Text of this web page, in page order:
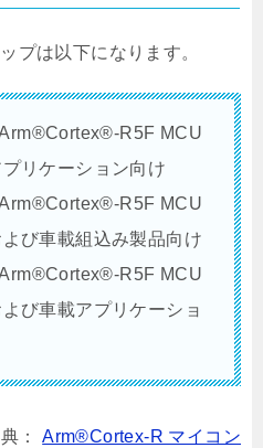
プは以下になります。
R5F MCU
リケーション向け
R5F MCU
び車載組込み製品向け
R5F MCU
び車載アプリケーショ
典：Arm®Cortex-R マイコン